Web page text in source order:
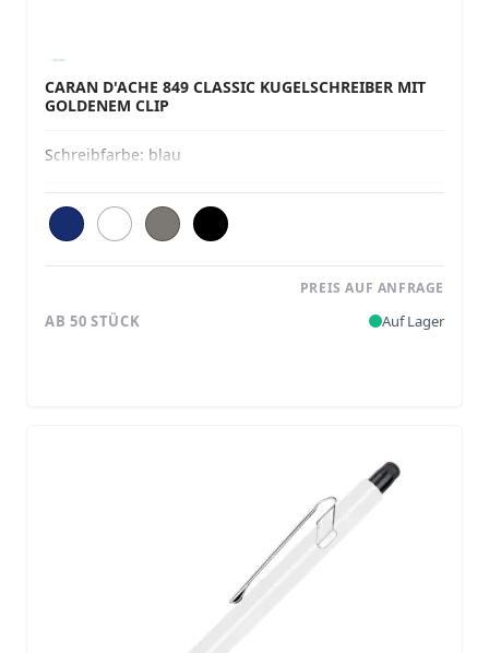
CARAN D'ACHE 849 CLASSIC KUGELSCHREIBER MIT
GOLDENEM CLIP
Schreibfarbe: blau
PREIS AUF ANFRAGE
AB 50 STÜCK Auf Lager